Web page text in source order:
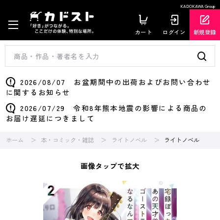
KADOKAWA Group
カート ログイン 新規登録
2026/08/07 お盆期間中の出荷およびお問い合わせ
に関するお知らせ
2026/07/29 令和8年熊本地震の影響による商品の
お届け遅延につきまして
ホーム 本・コミック・雑誌 ライトノベル ライトノベル
画像タップで拡大